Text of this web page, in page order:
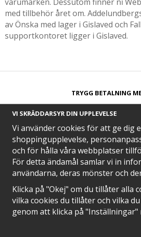
med tillbehör året om.
av Önska med lager i Gislaved och
supportkontoret ligger i Gislaved.
TRYGG BETALNING
SNABB LEVERANS
EN DEL AV
VI SKRÄDDARSYR DIN UPPLEVELSE
Vi använder cookies för att ge dig
shoppingupplevelse,
och för hålla våra webbplatser
För detta ändamål samlar vi in
användarna, deras mönster och
Klicka på "Okej" om du tillåter alla
vilka cookies du tillåter och vilka
genom att klicka på "Inställningar"